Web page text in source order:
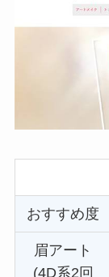
おすすめ度
眉アート
(4D系2回